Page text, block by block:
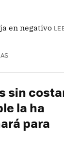
en negativo
sin
la ha
para